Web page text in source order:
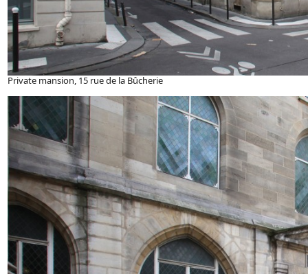
Private mansion, 15 rue de la Bûcherie